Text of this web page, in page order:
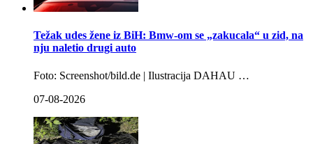
Težak udes žene iz BiH: Bmw-om se „zakucala“ u zid, na
nju naletio drugi auto
Foto: Screenshot/bild.de | Ilustracija DAHAU …
07-08-2026